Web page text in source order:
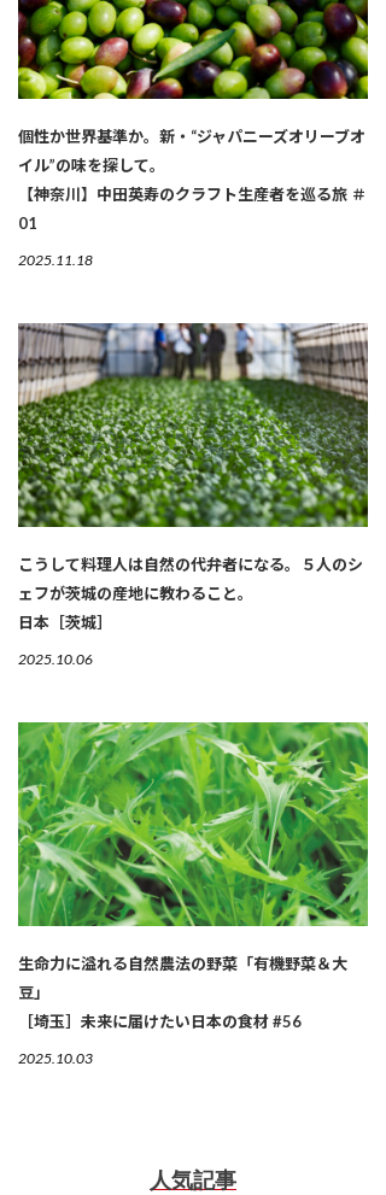
個性か世界基準か。新・“ジャパニーズオリーブオ
イル”の味を探して。
【神奈川】中田英寿のクラフト生産者を巡る旅 ＃
01
2025.11.18
こうして料理人は自然の代弁者になる。５人のシ
ェフが茨城の産地に教わること。
日本［茨城］
2025.10.06
生命力に溢れる自然農法の野菜「有機野菜＆大
豆」
［埼玉］未来に届けたい日本の食材 #56
2025.10.03
人気記事